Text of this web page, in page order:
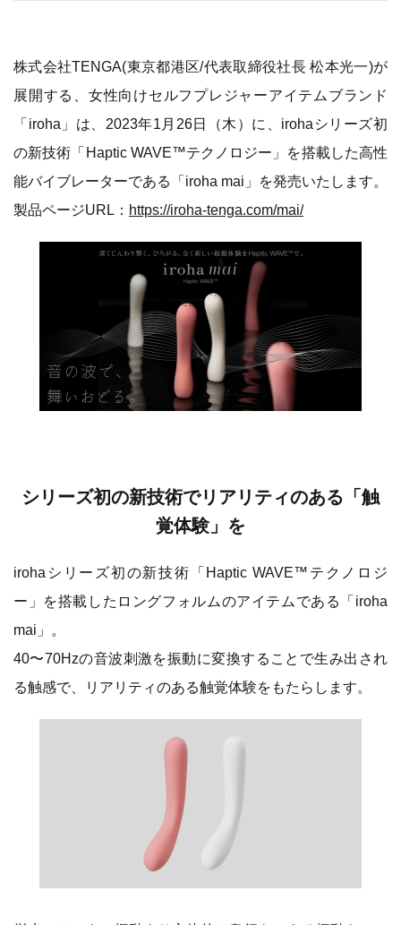
株式会社TENGA(東京都港区/代表取締役社長 松本光⼀)が
展開する、女性向けセルフプレジャーアイテムブランド
「iroha」は、2023年1月26日（木）に、irohaシリーズ初
の新技術「Haptic WAVE™テクノロジー」を搭載した高性
能バイブレーターである「iroha mai」を発売いたします。
製品ページURL： https://iroha-tenga.com/mai/
シリーズ初の新技術でリアリティのある「触
覚体験」を
irohaシリーズ初の新技術「Haptic WAVE™テクノロジ
ー」を搭載したロングフォルムのアイテムである「iroha
mai」。
40〜70Hzの音波刺激を振動に変換することで生み出され
る触感で、リアリティのある触覚体験をもたらします。